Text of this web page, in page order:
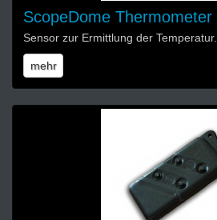
ScopeDome Thermometer
Sensor zur Ermittlung der Temperatur.
mehr